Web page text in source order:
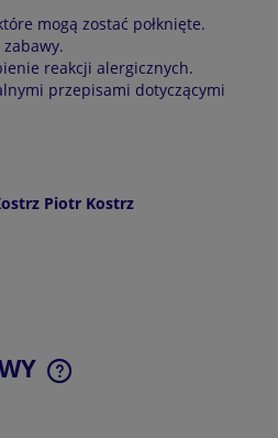
mogą zostać połknięte.
reakcji alergicznych.
przepisami dotyczącymi
Piotr Kostrz
KOSZTÓW